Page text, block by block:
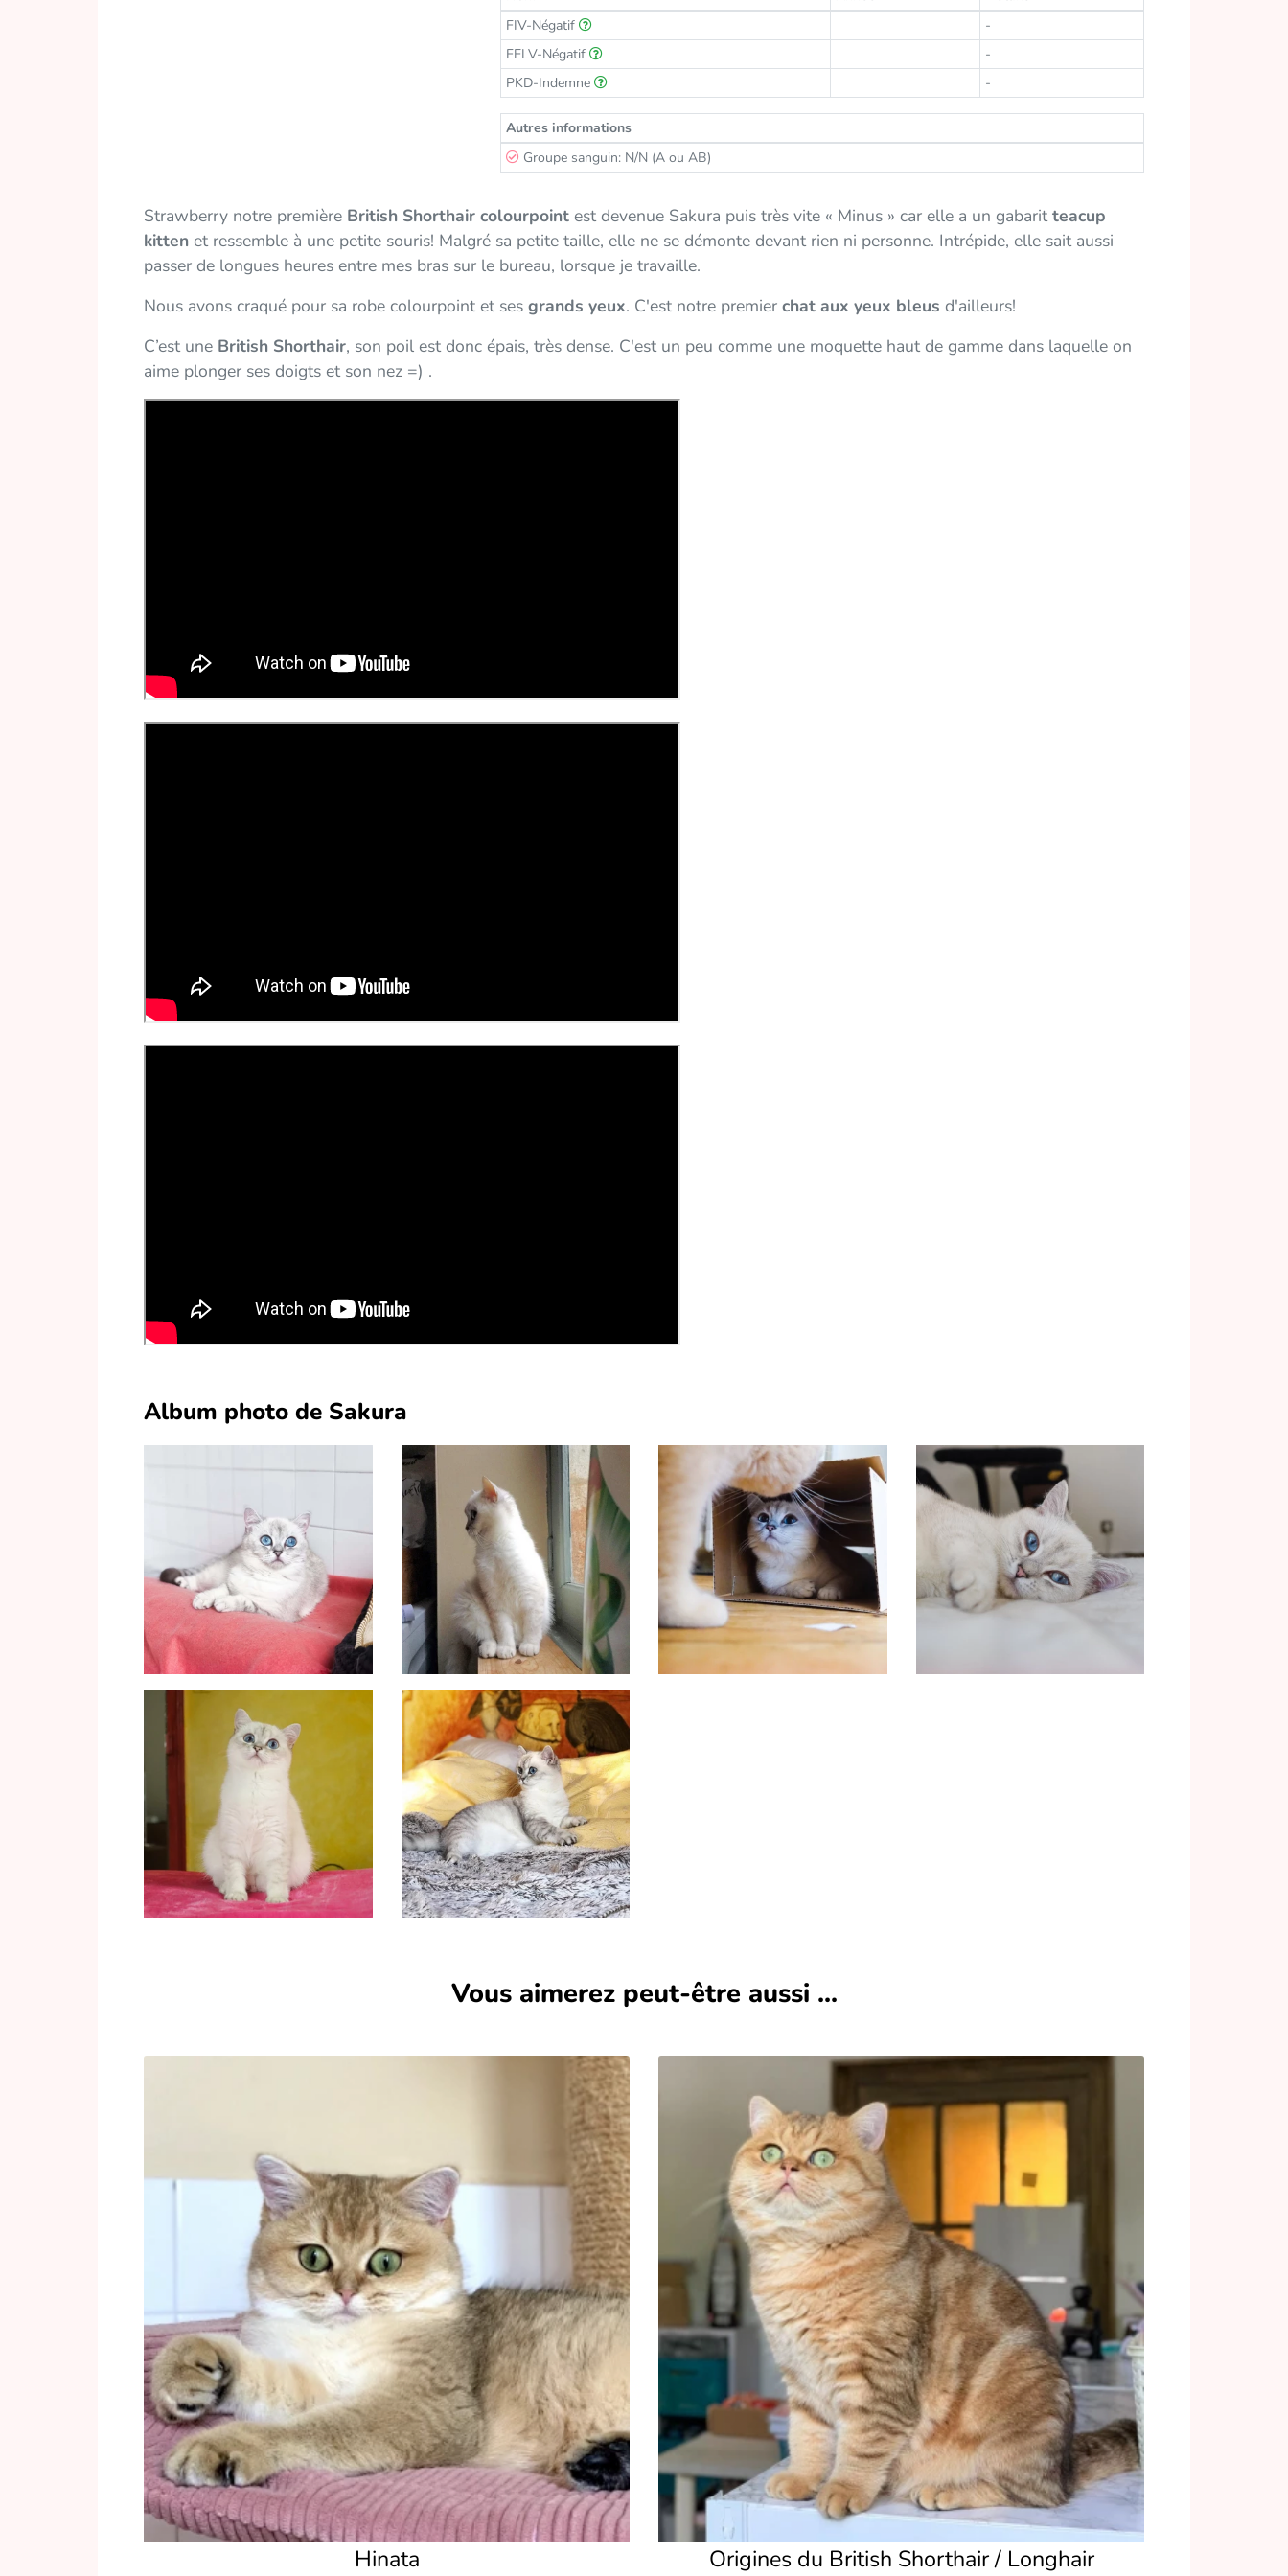
FIV-Négatif
-
FELV-Négatif
-
PKD-Indemne
-
Autres informations
Groupe sanguin: N/N (A ou AB)
Strawberry notre première British Shorthair colourpoint est devenue Sakura puis très vite « Minus » car elle a un gabaritteacup
kitten et ressemble à une petite souris! Malgré sa petite taille, elle ne se démonte devant rien ni personne. Intrépide, elle sait aussi
passer de longues heures entre mes bras sur le bureau, lorsque je travaille.
Nous avons craqué pour sa robe colourpoint et ses grands yeux. C'est notre premier chat aux yeux bleus d'ailleurs!
C’est une British Shorthair, son poil est donc épais, très dense. C'est un peu comme une moquette haut de gamme dans laquelle on
aime plonger ses doigts et son nez =) .
Album photo de Sakura
Vous aimerez peut-être aussi ...
Hinata Origines du British Shorthair / Longhair